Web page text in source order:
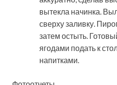
вытекла начинка.
сверху заливку.
затем остыть.
ягодами подать к
напитками.